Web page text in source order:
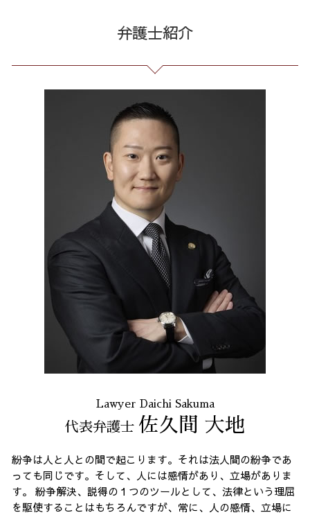
投資セミナー 怪しい
架空請求 とは
詐欺 金銭トラブル
自己破産 免責 不許可
借金 個人再生 条件
借金 債務整理 ブラックリスト
自己破産 メリット デメリット
自己破産 期間 免責
借金 債務整理 メリット
予防法務 とは
残業代 未払い
有給 取得 トラブル
臨床法務 とは
企業 法務 部
顧問 弁護士 メリット
不当解雇 労基
労務 トラブル
誹謗中傷 どこから
誹謗中傷 特定
Twitter 誹謗中傷
発信者情報 開示請求
ネット 誹謗中傷
誹謗中傷 全国
リーガルチェック 港区 弁護士
企業法務 東京都 弁護士
労働問題 全国 弁護士
破産 問題 全国 弁護士
誹謗中傷 渋谷区
出会い系 詐欺 全国 弁護士
債務整理 東京都 弁護士
マルチ商法 東京都 弁護士
任意整理 23区 相談
労働問題 港区 相談
出会い系 詐欺 港区 弁護士
任意整理 全国 弁護士
出会い系 詐欺 全国 相談
誹謗中傷 東京都
企業法務 全国 相談
弁護士紹介
Lawyer Daichi Sakuma
代表弁護士 佐久間 大地
紛争は人と人との間で起こります。それは法人間の紛争であ
っても同じです。そして、人には感情があり、立場がありま
す。 紛争解決、説得の１つのツールとして、法律という理屈
を駆使することはもちろんですが、常に、人の感情、立場に